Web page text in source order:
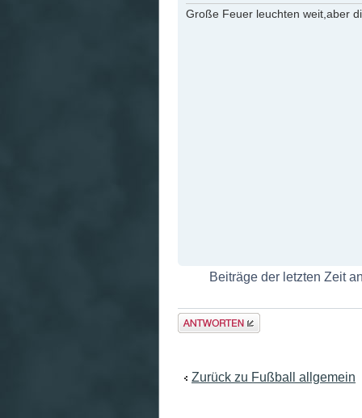
Große Feuer leuchten weit,aber
Beiträge der letzten Zeit
Antwort
erstellen
Zurück zu Fußball allgemein